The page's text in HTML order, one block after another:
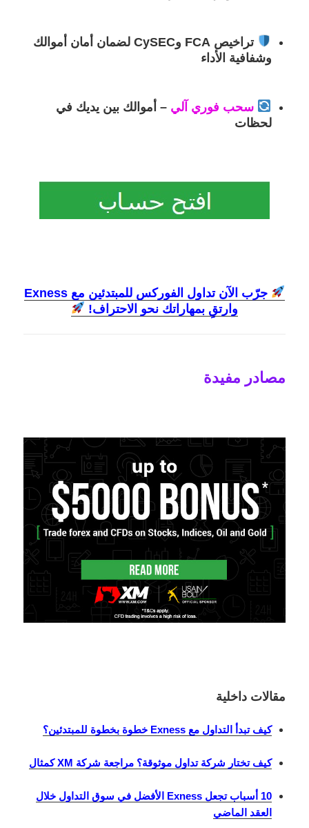
تراخيص FCA وCySEC
لضمان أمان أموالك
وشفافية الأداء
سحب فوري آلي – أموالك بين يديك في
لحظات
جرّب الآن تداول الفوركس للمبتدئين مع Exness
وارتقِ بمهاراتك نحو الاحتراف!
مصادر مفيدة
مقالات داخلية
كيف تبدأ التداول مع Exness خطوة بخطوة للمبتدئين؟
كيف تختار شركة تداول موثوقة؟ مراجعة شركة XM كمثال
10 أسباب تجعل Exness الأفضل في سوق التداول خلال
العقد الماضي